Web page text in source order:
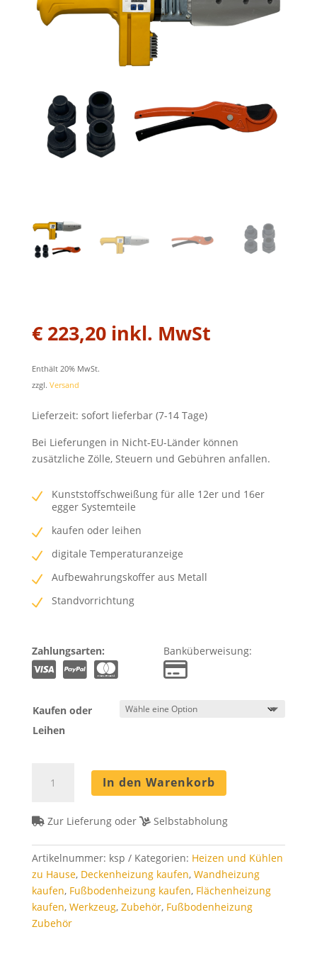
€223,20 inkl. MwSt
Enthält 20% MwSt.
zzgl. Versand
Lieferzeit: sofort lieferbar (7-14 Tage)
Bei Lieferungen in Nicht-EU-Länder können
zusätzliche Zölle, Steuern und Gebühren anfallen.
Kunststoffschweißung für alle 12er und 16er
egger Systemteile
kaufen oder leihen
digitale Temperaturanzeige
Aufbewahrungskoffer aus Metall
Standvorrichtung
Zahlungsarten: Banküberweisung:
Kaufen oder
Leihen
Kunststoffschweiß
In den Warenkorb
Zur Lieferung oder Selbstabholung
Artikelnummer: ksp Kategorien: Heizen und Kühlen
zu Hause, Deckenheizung kaufen, Wandheizung
kaufen, Fußbodenheizung kaufen, Flächenheizung
kaufen, Werkzeug, Zubehör, Fußbodenheizung
Zubehör